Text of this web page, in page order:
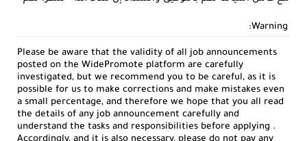
Warning:
Please be aware that the validity of all job announcements
posted on the WidePromote platform are carefully
investigated, but we recommend you to be careful, as it is
possible for us to make corrections and make mistakes even
a small percentage, and therefore we hope that you all read
the details of any job announcement carefully and
understand the tasks and responsibilities before applying .